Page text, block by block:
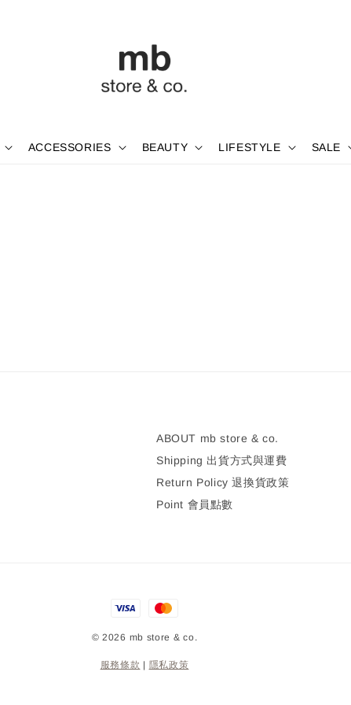
ACCESSORIES BEAUTY LIFESTYLE SALE
ABOUT mb store & co.
Shipping 出貨方式與運費
Return Policy 退換貨政策
Point 會員點數
© 2026 mb store & co.
服務條款 | 隱私政策